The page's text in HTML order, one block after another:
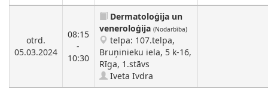
otrd.
05.03.2024
08:15
-
10:30
Dermatoloģija un
veneroloģija (Nodarbība)
telpa: 107.telpa,
Bruņinieku iela, 5 k-16,
Rīga, 1.stāvs
Iveta Ivdra